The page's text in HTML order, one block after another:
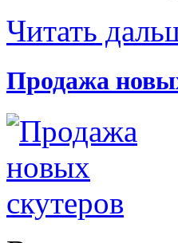
Читать
Продажа